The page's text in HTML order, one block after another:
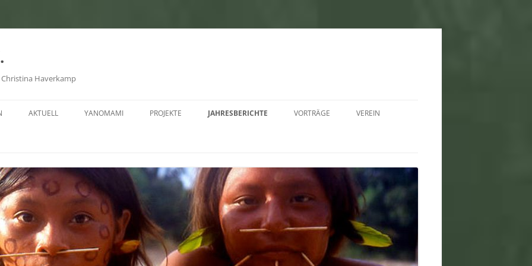
Haverkamp
AKTUELL YANOMAMI PROJEKTE
2. KRANKENSTATION IN PAPIU
3. KRANKENSTATION MAVAQUITA
UNO-REDE VON JOAO YANOMAMI
HUTUKARA YANOMAMI-
JAHRESBERICHTE
JAHRESBERICHT 2023
JAHRESBERICHT 2022
JAHRESBERICHT 2021
JAHRESBERICHT 2020
VORTRÄGE
AUSSTELLUNG
VIDEOS
VEREIN